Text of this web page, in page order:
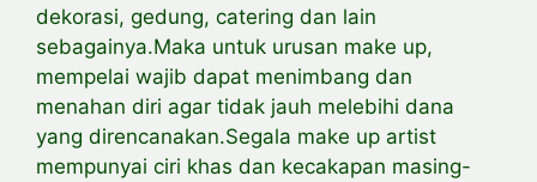
dekorasi, gedung, catering dan lain
sebagainya.Maka untuk urusan make up,
mempelai wajib dapat menimbang dan
menahan diri agar tidak jauh melebihi dana
yang direncanakan.Segala make up artist
mempunyai ciri khas dan kecakapan masing-